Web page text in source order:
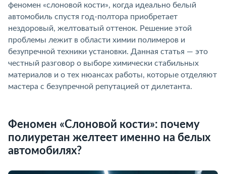
феномен «слоновой кости», когда идеально белый
автомобиль спустя год-полтора приобретает
нездоровый, желтоватый оттенок. Решение этой
проблемы лежит в области химии полимеров и
езупречной техники установки. Данная статья — это
честный разговор о выборе химически стабильных
материалов и о тех нюансах работы, которые отделяют
мастера с безупречной репутацией от дилетанта.
Феномен «Слоновой кости»: почему
полиуретан желтеет именно на белых
автомобилях?